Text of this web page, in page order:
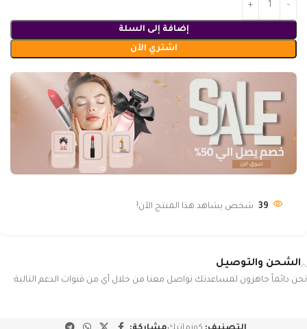
إضافة إلى السلة
اشتري الآن
39 شخص يشاهد هذا المنتج الآن!
الشحن والتوصيل
نحن دائماً جاهزون لمساعدتك تواصل معنا من خلال أي من قنوات الدعم التالية: